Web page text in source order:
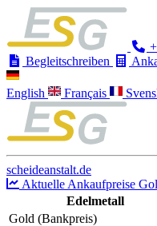
Begleitschreiben
English Français
scheideanstalt.de
Aktuelle Ankaufpreise
Edelmetall
Gold (Bankpreis)